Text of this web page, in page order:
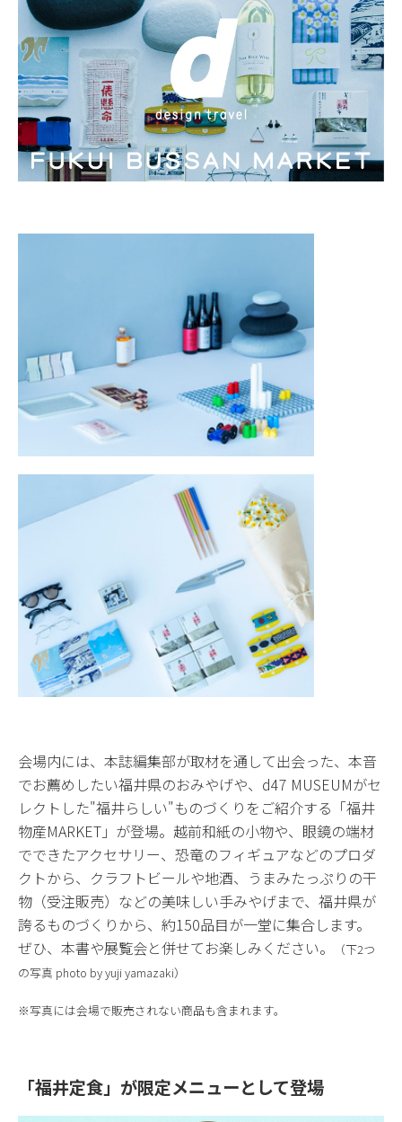
会場内には、本誌編集部が取材を通して出会った、本音
でお薦めしたい福井県のおみやげや、d47 MUSEUMがセ
レクトした"福井らしい"ものづくりをご紹介する「福井
物産MARKET」が登場。越前和紙の小物や、眼鏡の端材
でできたアクセサリー、恐竜のフィギュアなどのプロダ
クトから、クラフトビールや地酒、うまみたっぷりの干
物（受注販売）などの美味しい手みやげまで、福井県が
誇るものづくりから、約150品目が一堂に集合します。
ぜひ、本書や展覧会と併せてお楽しみください。
（下2つ
の写真 photo by yuji yamazaki）
※写真には会場で販売されない商品も含まれます。
「福井定食」が限定メニューとして登場